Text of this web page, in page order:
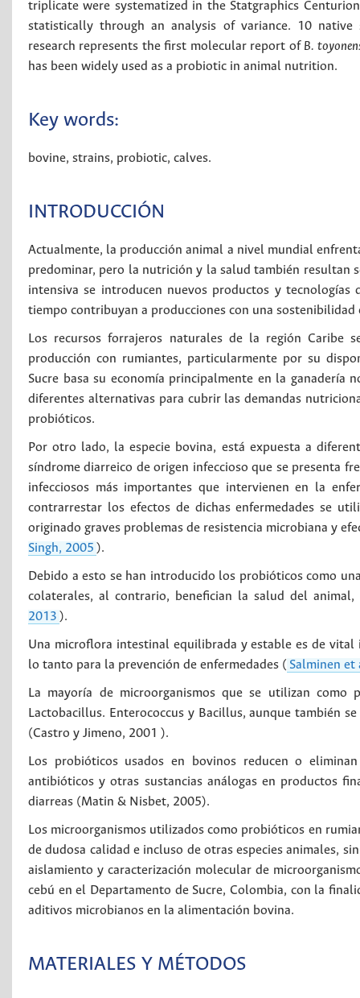
triplicate were systematized in the Statgraphics
statistically through an analysis of variance. 10
research represents the first molecular report of B.
has been widely used as a probiotic in animal nutrition.
Key words:
bovine, strains, probiotic, calves.
INTRODUCCIÓN
Actualmente, la producción animal a nivel mundial
predominar, pero la nutrición y la salud también resultan
intensiva se introducen nuevos productos y
tiempo contribuyan a producciones con una sostenibilidad
Los recursos forrajeros naturales de la región Caribe
producción con rumiantes, particularmente por su
Sucre basa su economía principalmente en la ganadería
diferentes alternativas para cubrir las demandas
probióticos.
Por otro lado, la especie bovina, está expuesta a
síndrome diarreico de origen infeccioso que se presenta
infecciosos más importantes que intervienen en la
contrarrestar los efectos de dichas enfermedades se
originado graves problemas de resistencia microbiana y
Singh, 2005 ).
Debido a esto se han introducido los probióticos como
colaterales, al contrario, benefician la salud del
2013 ).
Una microflora intestinal equilibrada y estable es de
lo tanto para la prevención de enfermedades ( Salminen et
La mayoría de microorganismos que se utilizan como
Lactobacillus. Enterococcus y Bacillus, aunque también
(Castro y Jimeno, 2001 ).
Los probióticos usados en bovinos reducen o
antibióticos y otras sustancias análogas en productos
diarreas (Matin & Nisbet, 2005).
Los microorganismos utilizados como probióticos en
de dudosa calidad e incluso de otras especies animales,
aislamiento y caracterización molecular de
cebú en el Departamento de Sucre, Colombia, con la
aditivos microbianos en la alimentación bovina.
MATERIALES Y MÉTODOS